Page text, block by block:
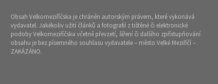
Obsah Velkomeziříčska je chráněn autorským právem, které vykonává
vydavatel. Jakékoliv užití článků a fotografií z tištěné či elektronické
podoby Velkomeziříčska včetně převzetí, šíření či dalšího zpřístupňování
obsahu je bez písemného souhlasu vydavatele – město Velké Meziříčí –
ZAKÁZÁNO.